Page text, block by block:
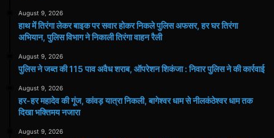
August 9, 2026
हाथ मेंं तिरंगा लेकर बाइक पर सवार होकर निकले पुलिस अफसर, हर घर तिरंगा
अभियान, पुलिस विभाग ने निकाली तिरंगा वाहन रैली
August 9, 2026
पुलिस ने जब्त की 115 पाव अवैध शराब, ऑपरेशन शिकंजा : निवार पुलिस ने की कार्रवाई
August 9, 2026
हर-हर महादेव की गूंज, कांवड़ यात्रा निकली, बागेश्वर धाम से नीलकंठेश्वर धाम तक
दिखा भक्तिमय नजारा
August 9, 2026